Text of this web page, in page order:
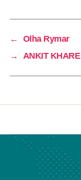
←
Olha Rymar
→
ANKIT KHARE